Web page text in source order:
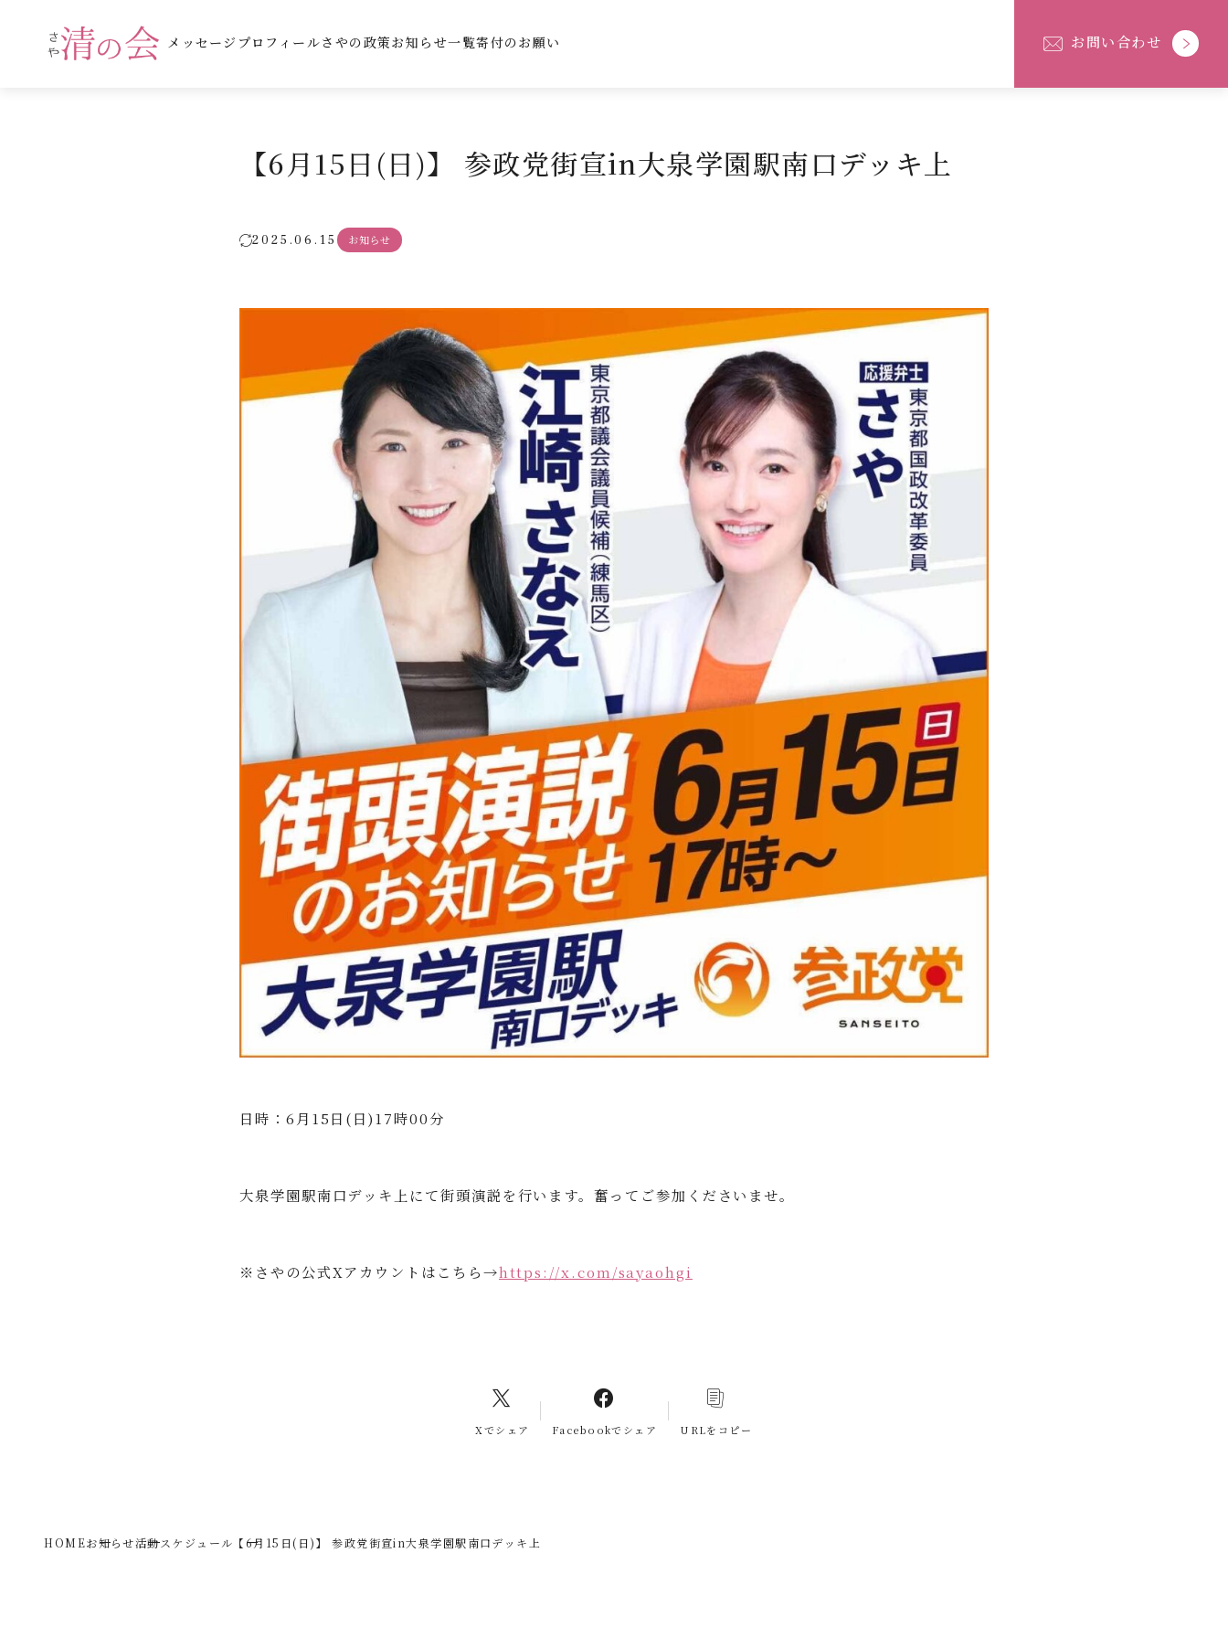
メッセージ プロフィールさやの政策お知らせ一覧寄付のお願い お問い合わせ
【6月15日(日)】 参政党街宣in大泉学園駅南口デッキ上
2025.06.15 お知らせ
日時：6月15日(日)17時00分
大泉学園駅南口デッキ上にて街頭演説を行います。奮ってご参加くださいませ。
※さやの公式Xアカウントはこちら→https://x.com/sayaohgi
Xでシェア Facebookでシェア URLをコピー
HOMEお知らせ活動スケジュール 【6月15日(日)】 参政党街宣in大泉学園駅南口デッキ上